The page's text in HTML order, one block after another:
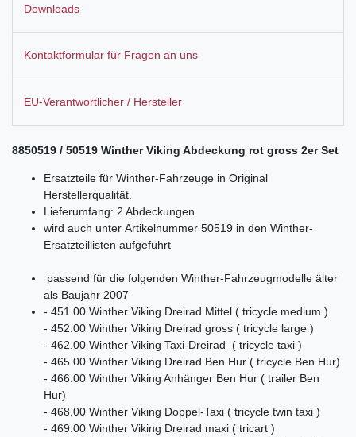
Downloads
Kontaktformular für Fragen an uns
EU-Verantwortlicher / Hersteller
8850519 / 50519 Winther Viking Abdeckung rot gross 2er Set
Ersatzteile für Winther-Fahrzeuge in Original
Herstellerqualität.
Lieferumfang: 2 Abdeckungen
wird auch unter Artikelnummer 50519 in den Winther-
Ersatzteillisten aufgeführt
passend für die folgenden Winther-Fahrzeugmodelle älter
als Baujahr 2007
- 451.00 Winther Viking Dreirad Mittel ( tricycle medium )
- 452.00 Winther Viking Dreirad gross ( tricycle large )
- 462.00 Winther Viking Taxi-Dreirad ( tricycle taxi )
- 465.00 Winther Viking Dreirad Ben Hur ( tricycle Ben Hur)
- 466.00 Winther Viking Anhänger Ben Hur ( trailer Ben
Hur)
- 468.00 Winther Viking Doppel-Taxi ( tricycle twin taxi )
- 469.00 Winther Viking Dreirad maxi ( tricart )